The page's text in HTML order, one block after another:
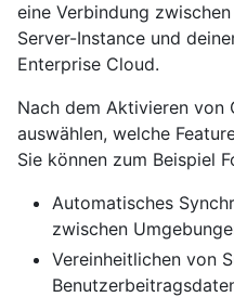
eine Verbindung
Server-Instance und
Enterprise Cloud.
Nach dem Aktivieren von
auswählen, welche
Sie können zum Beispiel
Automatisches
zwischen
Vereinheitlichen von